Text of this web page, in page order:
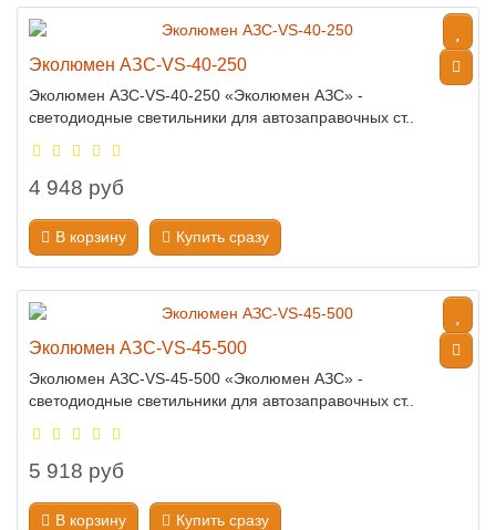
Эколюмен АЗС-VS-40-250
Эколюмен АЗС-VS-40-250 «Эколюмен АЗС» -
светодиодные светильники для автозаправочных ст..
4 948 руб
В корзину Купить сразу
Эколюмен АЗС-VS-45-500
Эколюмен АЗС-VS-45-500 «Эколюмен АЗС» -
светодиодные светильники для автозаправочных ст..
5 918 руб
В корзину Купить сразу